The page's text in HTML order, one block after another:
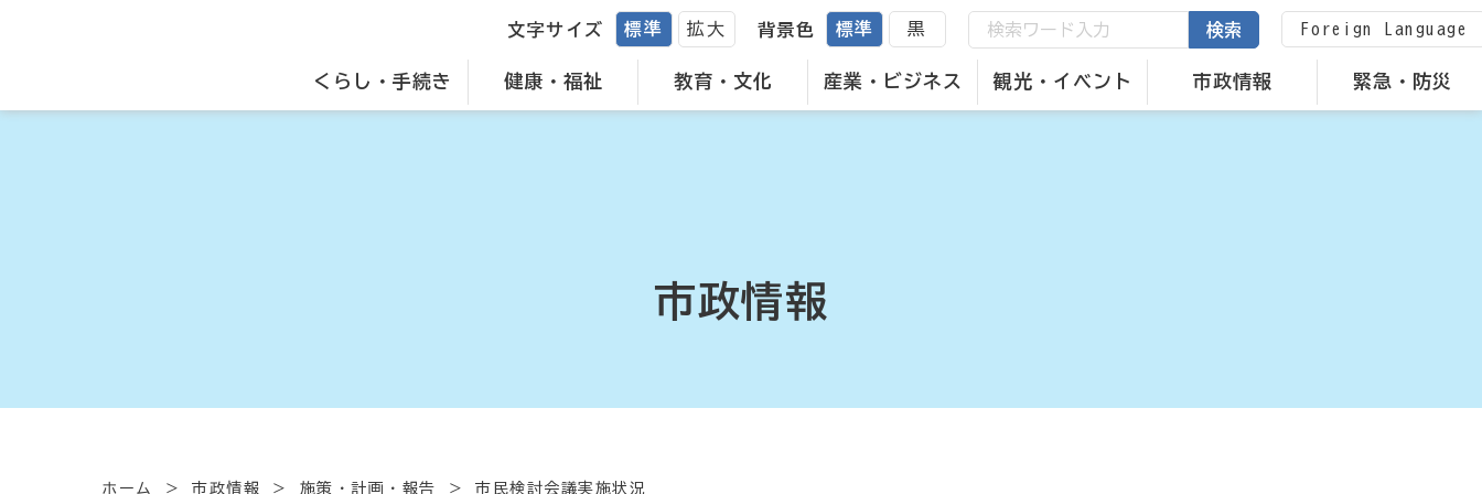
くらし・手続き 健康・福祉 教育・文化 産業・ビジネス 観光・イベント 市政情報 緊急・防災
文字サイズ 標準 拡大 背景色 標準 黒 検索 Foreign Language
市政情報
ホーム 市政情報 施策・計画・報告 市民検討会議実施状況